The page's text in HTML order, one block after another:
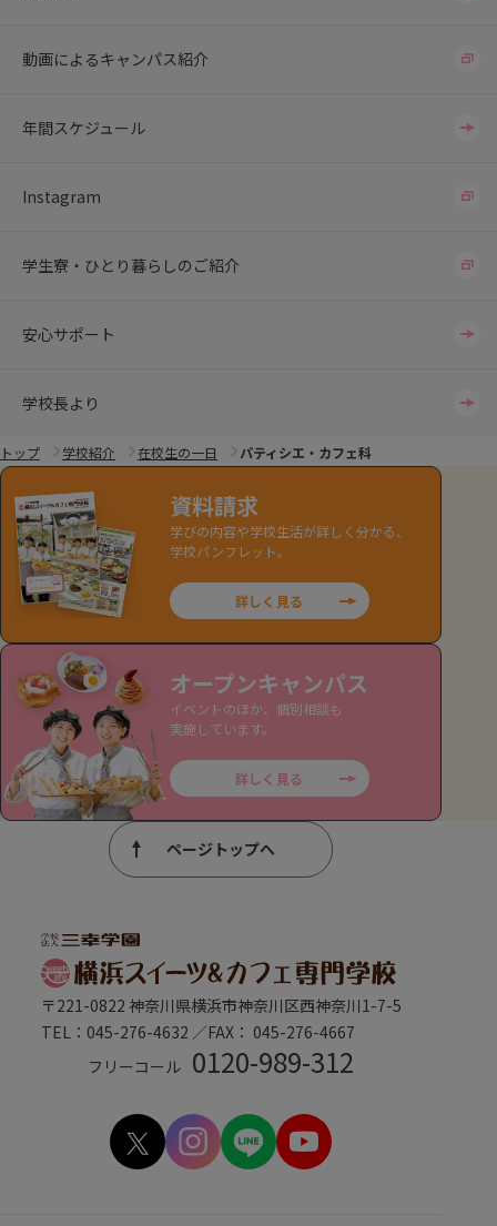
動画によるキャンパス紹介
年間スケジュール
Instagram
学生寮・ひとり暮らしのご紹介
安心サポート
学校長より
トップ 学校紹介 在校生の一日 パティシエ・カフェ科
資料請求
学びの内容や学校生活が詳しく分かる、
学校パンフレット。
詳しく見る
オープンキャンパス
イベントのほか、個別相談も
実施しています。
詳しく見る
ページトップへ
〒221-0822 神奈川県横浜市神奈川区西神奈川1-7-5
TEL：045-276-4632 ／FAX： 045-276-4667
フリーコール 0120-989-312